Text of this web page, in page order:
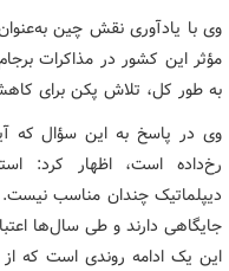
وی با یادآوری نقش چین
مؤثر این کشور در مذاکرات
به طور کل، تلاش پکن برای
وی در پاسخ به این سؤال که
رخ‌داده است، اظهار کرد:
دیپلماتیک چندان مناسب
جایگاهی دارند و طی سال‌ها
این یک ادامه روندی است که